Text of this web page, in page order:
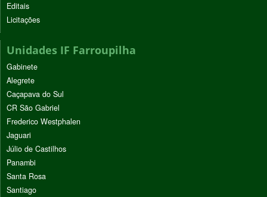
Editais
Licitações
Unidades IF Farroupilha
Gabinete
Alegrete
Caçapava do Sul
CR São Gabriel
Frederico Westphalen
Jaguari
Júlio de Castilhos
Panambi
Santa Rosa
Santiago